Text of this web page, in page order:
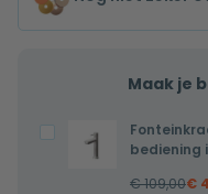
Maak je
Fonteinkraan
chroom
bediening
€109,00€